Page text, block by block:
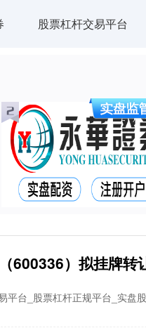
股票杠杆交易平台
600336）拟挂牌转
平台_股票杠杆正规平台_实盘